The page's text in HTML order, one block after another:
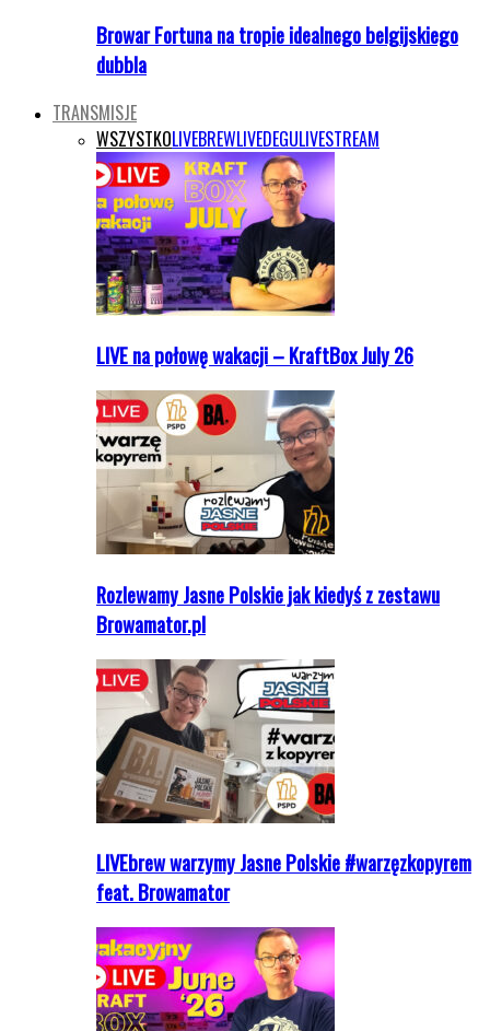
Browar Fortuna na tropie idealnego belgijskiego
dubbla
TRANSMISJE
WSZYSTKOLIVEBREWLIVEDEGULIVESTREAM
LIVE na połowę wakacji – KraftBox July 26
Rozlewamy Jasne Polskie jak kiedyś z zestawu
Browamator.pl
LIVEbrew warzymy Jasne Polskie #warzęzkopyrem
feat. Browamator